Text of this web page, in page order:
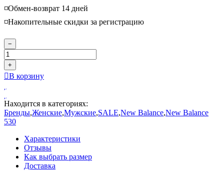
◽️Обмен-возврат 14 дней
◽️Накопительные скидки за регистрацию
−
+
В корзину
Находится в категориях:
Бренды,Женские,Мужские,SALE,New Balance,New Balance
530
Характеристики
Отзывы
Как выбрать размер
Доставка